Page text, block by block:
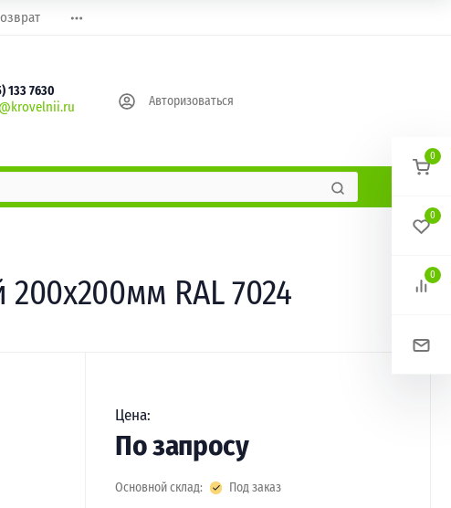
133 7630
Авторизоваться
RAL 7024
Цена:
По запросу
Основной склад: Под заказ
0
0
0